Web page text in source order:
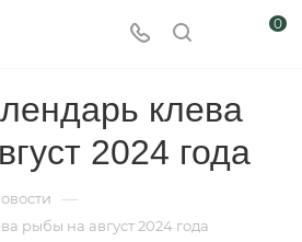
0
клева
2024 года
—
рыбы на август 2024 года